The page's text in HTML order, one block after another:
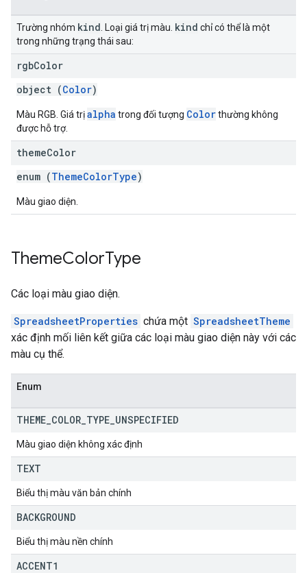
Trường nhóm kind . Loại giá trị màu. kind chỉ có thể là một
trong những trạng thái sau:
rgbColor
object (Color)
Màu RGB. Giá trịalpha trong đối tượng Colorthường không
được hỗ trợ.
themeColor
enum (ThemeColorType)
Màu giao diện.
ThemeColorType
Các loại màu giao diện.
SpreadsheetProperties chứa một SpreadsheetTheme
xác định mối liên kết giữa các loại màu giao diện này với các
màu cụ thể.
Enum
THEME COLOR TYPE UNSPECIFIED
Màu giao diện không xác định
TEXT
Biểu thị màu văn bản chính
BACKGROUND
Biểu thị màu nền chính
ACCENT1